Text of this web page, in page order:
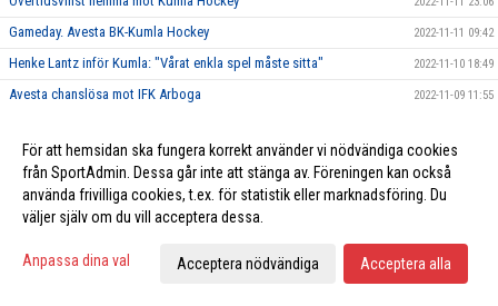
Gameday. Avesta BK-Kumla Hockey 2022-11-11 09:42
Henke Lantz inför Kumla: "Vårat enkla spel måste sitta" 2022-11-10 18:49
Avesta chanslösa mot IFK Arboga 2022-11-09 11:55
Philip Andersson inför IFK Arboga: "Det kommer gå fort därute" 2022-11-07 18:53
Förlust mot Hallsberg efter svag tredje period 2022-11-05 00:21
Matchdag: IFK Hallsberg-Avesta BK
2022-11-03 19:59
2022-10-28 22:19
För att hemsidan ska fungera korrekt använder vi nödvändiga cookies
från SportAdmin. Dessa går inte att stänga av. Föreningen kan också
använda frivilliga cookies, t.ex. för statistik eller marknadsföring. Du
väljer själv om du vill acceptera dessa.
Anpassa dina val Acceptera nödvändiga Acceptera alla